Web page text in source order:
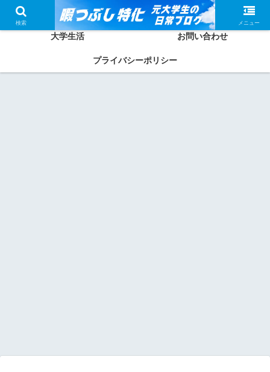
ホーム かしわってどんな人？
大学生活 お問い合わせ
プライバシーポリシー
検索 メニュー